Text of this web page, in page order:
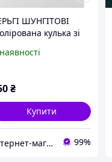
ШУНГІТОВІ
кулька зі
₴
Купити
Інтернет-магазин "Крок до Здоров'я" 99%